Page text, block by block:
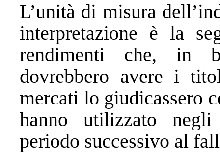
L’unità di misura
interpretazione è la
rendimenti che, in
dovrebbero avere i
mercati lo giudicassero
hanno utilizzato
periodo successivo al